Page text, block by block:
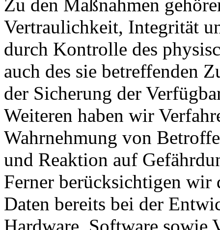
Zu den Maßnahmen
Vertraulichkeit, Integrität
durch Kontrolle des
auch des sie betreffenden
der Sicherung der
Weiteren haben wir
Wahrnehmung von
und Reaktion auf
Ferner berücksichtigen wir
Daten bereits bei der
Hardware, Software sowie